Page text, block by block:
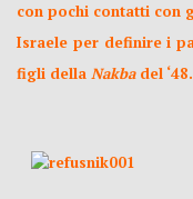
con pochi contatti con
Israele per definire i
figli della Nakbadel ‘48.